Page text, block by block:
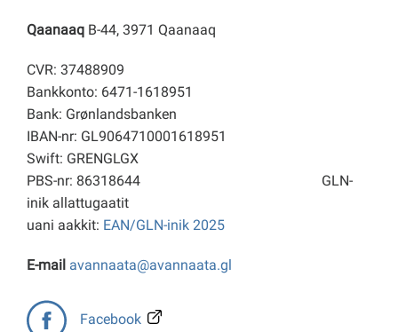
Qaanaaq B-44, 3971 Qaanaaq
CVR: 37488909
Bankkonto: 6471-1618951
Bank: Grønlandsbanken
IBAN-nr: GL9064710001618951
Swift: GRENGLGX
PBS-nr: 86318644 GLN-
inik allattugaatit
uani aakkit: EAN/GLN-inik 2025
E-mail avannaata@avannaata.gl
Facebook